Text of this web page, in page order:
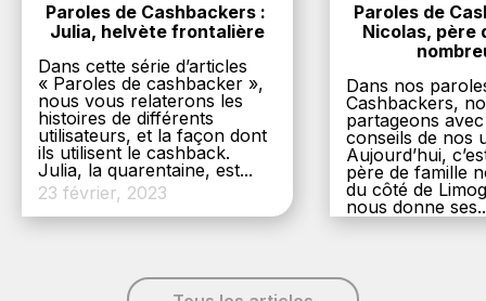
Paroles de Cashbackers :
Julia, helvète frontalière
Dans cette série d’articles
« Paroles de cashbacker »,
nous vous relaterons les
histoires de différents
utilisateurs, et la façon dont
ils utilisent le cashback.
Julia, la quarentaine, est...
23 février, 2023
Paroles de
Nicolas, père
Dans nos
Cashbackers,
partageons
conseils de nos
Aujourd’hui,
père de famille
du côté de
nous donne